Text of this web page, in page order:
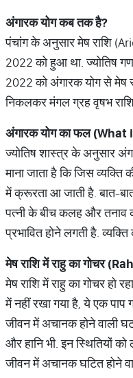
अंगारक योग कब तक है?
पंचांग के अनुसार मेष राशि
2022 को हुआ था. ज्योतिष
2022 को अंगारक योग से मेष
निकलकर मंगल ग्रह वृषभ
अंगारक योग का फल (What
ज्योतिष शास्त्र के अनुसार
माना जाता है कि जिस
में क्रूरता आ जाती है. बात-
पत्नी के बीच कलह और तनाव
प्रभावित होने लगती है.
मेष राशि में राहु का गोचर (
मेष राशि में राहु का गोचर हो
में नहीं रखा गया है, ये एक पाप
जीवन में अचानक होने वाली
और हानि भी. इन स्थितियों को
जीवन में अचानक घटित होने